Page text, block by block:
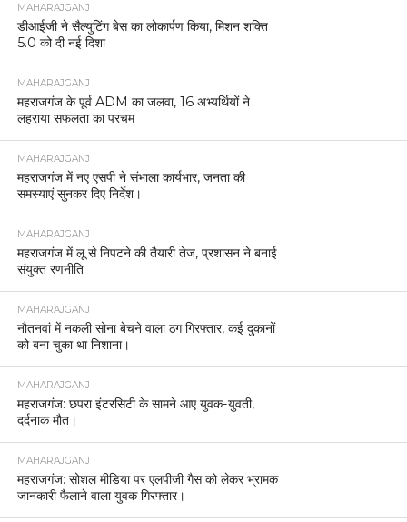
MAHARAJGANJ
डीआईजी ने सैल्युटिंग बेस का लोकार्पण किया, मिशन शक्ति
5.0 को दी नई दिशा
MAHARAJGANJ
महराजगंज के पूर्व ADM का जलवा, 16 अभ्यर्थियों ने
लहराया सफलता का परचम
MAHARAJGANJ
महराजगंज में नए एसपी ने संभाला कार्यभार, जनता की
समस्याएं सुनकर दिए निर्देश।
MAHARAJGANJ
महराजगंज में लू से निपटने की तैयारी तेज, प्रशासन ने बनाई
संयुक्त रणनीति
MAHARAJGANJ
नौतनवां में नकली सोना बेचने वाला ठग गिरफ्तार, कई दुकानों
को बना चुका था निशाना।
MAHARAJGANJ
महराजगंज: छपरा इंटरसिटी के सामने आए युवक-युवती,
दर्दनाक मौत।
MAHARAJGANJ
महराजगंज: सोशल मीडिया पर एलपीजी गैस को लेकर भ्रामक
जानकारी फैलाने वाला युवक गिरफ्तार।